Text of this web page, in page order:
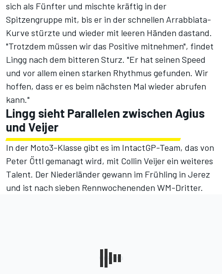
sich als Fünfter und mischte kräftig in der
Spitzengruppe mit, bis er in der schnellen Arrabbiata-
Kurve stürzte und wieder mit leeren Händen dastand.
"Trotzdem müssen wir das Positive mitnehmen", findet
Lingg nach dem bitteren Sturz. "Er hat seinen Speed
und vor allem einen starken Rhythmus gefunden. Wir
hoffen, dass er es beim nächsten Mal wieder abrufen
kann."
Lingg sieht Parallelen zwischen Agius
und Veijer
In der Moto3-Klasse gibt es im IntactGP-Team, das von
Peter Öttl gemanagt wird, mit Collin Veijer ein weiteres
Talent. Der Niederländer gewann im Frühling in Jerez
und ist nach sieben Rennwochenenden WM-Dritter.